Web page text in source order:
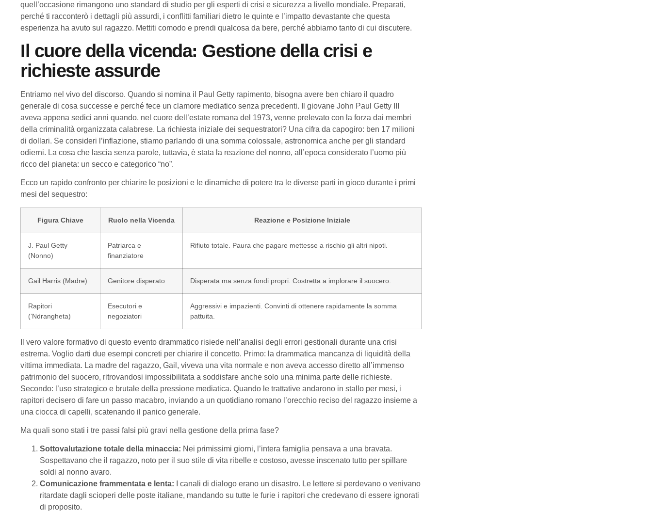
quell’occasione rimangono uno standard di studio per gli esperti di crisi e sicurezza a livello mondiale. Preparati,
perché ti racconterò i dettagli più assurdi, i conflitti familiari dietro le quinte e l’impatto devastante che questa
esperienza ha avuto sul ragazzo. Mettiti comodo e prendi qualcosa da bere, perché abbiamo tanto di cui discutere.
Il cuore della vicenda: Gestione della crisi e
richieste assurde
Entriamo nel vivo del discorso. Quando si nomina il Paul Getty rapimento, bisogna avere ben chiaro il quadro
generale di cosa successe e perché fece un clamore mediatico senza precedenti. Il giovane John Paul Getty III
aveva appena sedici anni quando, nel cuore dell’estate romana del 1973, venne prelevato con la forza dai membri
della criminalità organizzata calabrese. La richiesta iniziale dei sequestratori? Una cifra da capogiro: ben 17 milioni
di dollari. Se consideri l’inflazione, stiamo parlando di una somma colossale, astronomica anche per gli standard
odierni. La cosa che lascia senza parole, tuttavia, è stata la reazione del nonno, all’epoca considerato l’uomo più
ricco del pianeta: un secco e categorico “no”.
Ecco un rapido confronto per chiarire le posizioni e le dinamiche di potere tra le diverse parti in gioco durante i primi
mesi del sequestro:
Figura Chiave Ruolo nella Vicenda Reazione e Posizione Iniziale
J. Paul Getty
(Nonno)
Patriarca e
finanziatore
Rifiuto totale. Paura che pagare mettesse a rischio gli altri nipoti.
Gail Harris (Madre) Genitore disperato Disperata ma senza fondi propri. Costretta a implorare il suocero.
Rapitori
(‘Ndrangheta)
Esecutori e
negoziatori
Aggressivi e impazienti. Convinti di ottenere rapidamente la somma
pattuita.
Il vero valore formativo di questo evento drammatico risiede nell’analisi degli errori gestionali durante una crisi
estrema. Voglio darti due esempi concreti per chiarire il concetto. Primo: la drammatica mancanza di liquidità della
vittima immediata. La madre del ragazzo, Gail, viveva una vita normale e non aveva accesso diretto all’immenso
patrimonio del suocero, ritrovandosi impossibilitata a soddisfare anche solo una minima parte delle richieste.
Secondo: l’uso strategico e brutale della pressione mediatica. Quando le trattative andarono in stallo per mesi, i
rapitori decisero di fare un passo macabro, inviando a un quotidiano romano l’orecchio reciso del ragazzo insieme a
una ciocca di capelli, scatenando il panico generale.
Ma quali sono stati i tre passi falsi più gravi nella gestione della prima fase?
Sottovalutazione totale della minaccia: Nei primissimi giorni, l’intera famiglia pensava a una bravata.
Sospettavano che il ragazzo, noto per il suo stile di vita ribelle e costoso, avesse inscenato tutto per spillare
soldi al nonno avaro.
Comunicazione frammentata e lenta: I canali di dialogo erano un disastro. Le lettere si perdevano o venivano
ritardate dagli scioperi delle poste italiane, mandando su tutte le furie i rapitori che credevano di essere ignorati
di proposito.